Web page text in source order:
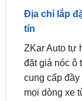
Địa chỉ lắp
tín
ZKar Auto tự
đặt giá nóc ô
cung cấp
mọi dòng xe